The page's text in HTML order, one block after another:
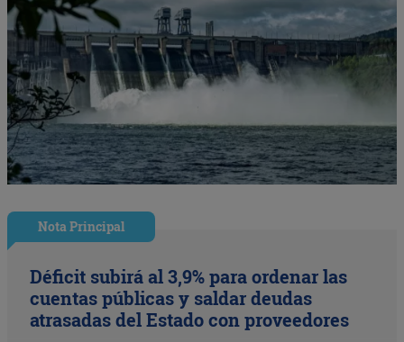
Nota Principal
Déficit subirá al 3,9% para ordenar las
cuentas públicas y saldar deudas
atrasadas del Estado con proveedores